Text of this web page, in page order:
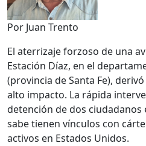
Por Juan Trento
El aterrizaje forzoso de una
Estación Díaz, en el
(provincia de Santa Fe),
alto impacto. La rápida
detención de dos
sabe tienen vínculos con
activos en Estados Unidos.